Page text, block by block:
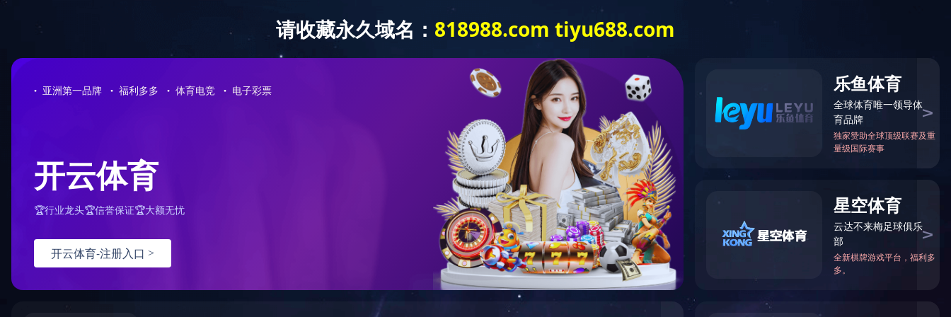
首页 产品系列 技术中心 关于我们 更多